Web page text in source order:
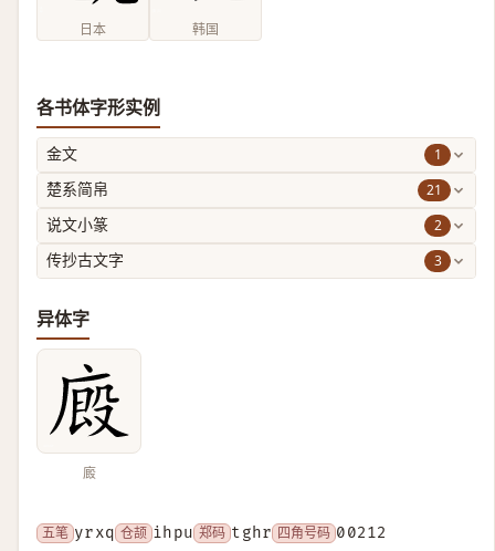
日本 韩国
各书体字形实例
金文 1
楚系简帛 21
说文小篆 2
传抄古文字 3
异体字
廄
五笔 yrxq 仓颉 ihpu 郑码 tghr 四角号码 00212